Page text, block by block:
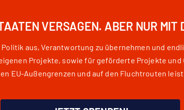
VERSAGEN. ABER NUR MIT
aus, Verantwortung zu übernehmen und
Projekte, sowie für geförderte Projekte
EU-Außengrenzen und auf den Fluchtrouten